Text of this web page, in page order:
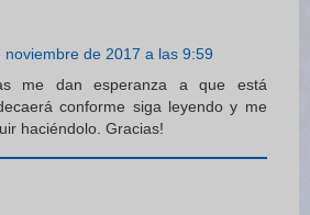
noviembre de 2017 a las 9:59
me dan esperanza a que está
conforme siga leyendo y me
haciéndolo. Gracias!